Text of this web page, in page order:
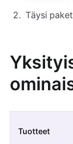
Täysi
Tuotteet